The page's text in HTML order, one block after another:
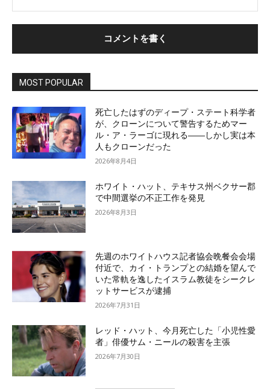
MOST POPULAR
死亡したはずのディープ・ステート科学者
が、クローンについて警告するためマー
ル・ア・ラーゴに現れる――しかし実は本
人もクローンだった
2026年8月4日
ホワイト・ハット、テキサス州ベクサー郡
で中間選挙の不正工作を発見
2026年8月3日
先週のホワイトハウス記者協会晩餐会会場
付近で、カイ・トランプとの結婚を望んで
いた常軌を逸したイスラム教徒をシークレ
ットサービスが逮捕
2026年7月31日
レッド・ハット、今月死亡した「小児性愛
者」俳優サム・ニールの殺害を主張
2026年7月30日